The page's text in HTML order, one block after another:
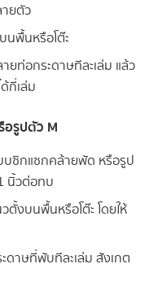
ายตัว
นพื้นหรือโต๊ะ
ท่อกระดาษทีละเล่ม แล้ว
กี่เล่ม
อรูปตัว M
ซิกแซกคล้ายพัด หรือรูป
นิ้วต่อทบ
ตั้งบนพื้นหรือโต๊ะ โดยให้
าษที่พับทีละเล่ม สังเกต